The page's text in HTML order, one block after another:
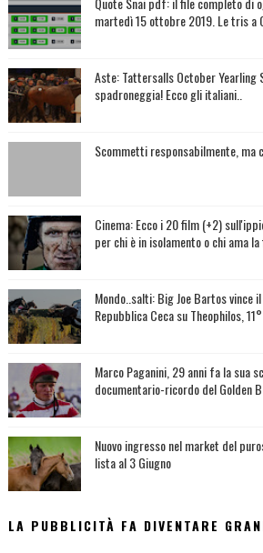
martedì 15 ottobre 2019. Le tris a
Aste: Tattersalls October Yearling
spadroneggia! Ecco gli italiani..
Scommetti responsabilmente, ma
Cinema: Ecco i 20 film (+2)
per chi è in isolamento o chi ama
Mondo..salti: Big Joe Bartos vince
Repubblica Ceca su Theophilos,
Marco Paganini, 29 anni fa la sua
documentario-ricordo del Golden
Nuovo ingresso nel market del
lista al 3 Giugno
LA PUBBLICITÀ FA DIVENTARE